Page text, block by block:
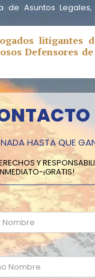
de Asuntos
litigantes
Defensores
HASTA QUE
Y
¡GRATIS!